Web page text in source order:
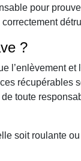
pour
?
l’enlèvement
récupérables
toute
soit roulante